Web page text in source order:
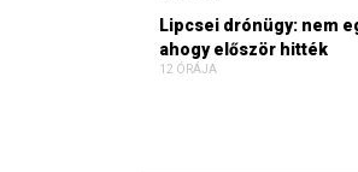
Lipcsei drónügy: nem
ahogy először hitték
12 ÓRÁJA